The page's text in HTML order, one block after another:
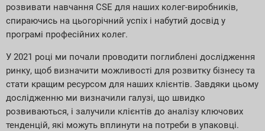
розвивати навчання CSE для наших колег-виробників,
спираючись на цьогорічний успіх і набутий досвід у
програмі професійних колег.
У 2021 році ми почали проводити поглиблені дослідження
ринку, щоб визначити можливості для розвитку бізнесу та
стати кращим ресурсом для наших клієнтів. Завдяки цьому
дослідженню ми визначили галузі, що швидко
розвиваються, і залучили клієнтів до аналізу ключових
тенденцій, які можуть вплинути на потреби в упаковці.